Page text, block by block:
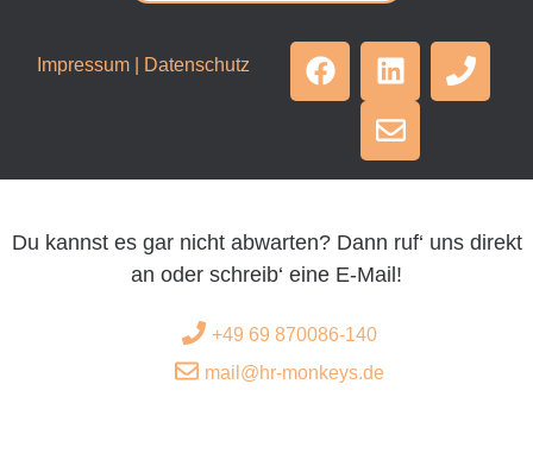
Impressum| Datenschutz
Du kannst es gar nicht abwarten? Dann ruf‘ uns direkt
an oder schreib‘ eine E-Mail!
+49 69 870086-140
mail@hr-monkeys.de